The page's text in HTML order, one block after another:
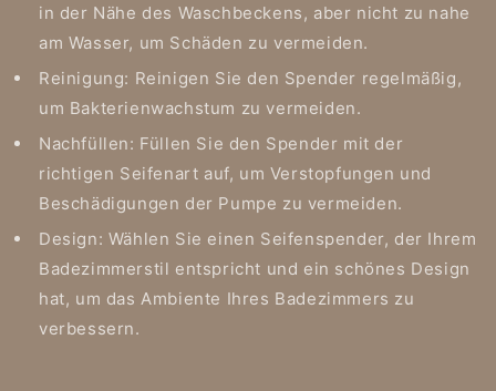
in der Nähe des Waschbeckens, aber nicht zu nahe
am Wasser, um Schäden zu vermeiden.
Reinigung: Reinigen Sie den Spender regelmäßig,
um Bakterienwachstum zu vermeiden.
Nachfüllen: Füllen Sie den Spender mit der
richtigen Seifenart auf, um Verstopfungen und
Beschädigungen der Pumpe zu vermeiden.
Design: Wählen Sie einen Seifenspender, der Ihrem
Badezimmerstil entspricht und ein schönes Design
hat, um das Ambiente Ihres Badezimmers zu
verbessern.